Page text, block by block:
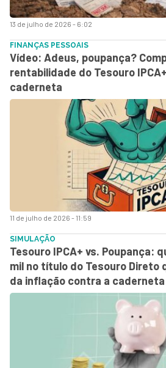
13 de julho de 2026 - 6:02
11 de julho de 2026 - 11:59
FINANÇAS PESSOAIS
Vídeo: Adeus, poupança?
rentabilidade do Tesouro
caderneta
SIMULAÇÃO
Tesouro IPCA+ vs. Poupança:
mil no título do Tesouro Direto
da inflação contra a caderneta